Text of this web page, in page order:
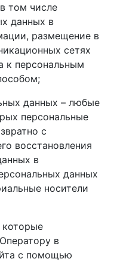
том числе
данных в
размещение в
сетях
к персональным
данных – любые
персональные
с
восстановления
в
данных
носители
в
с помощью